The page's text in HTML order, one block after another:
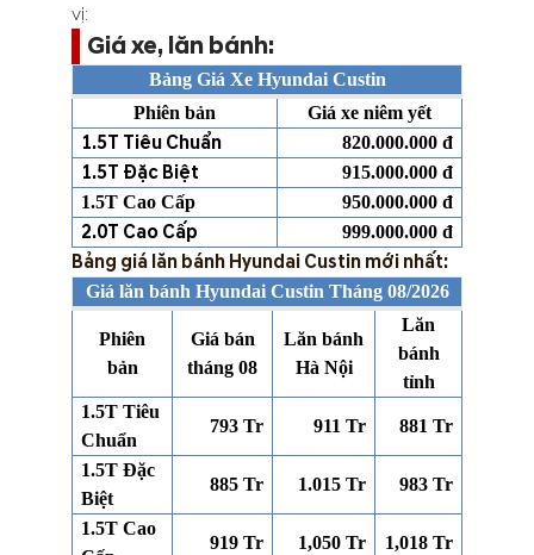
vị:
Giá xe, lăn bánh:
Bảng Giá Xe Hyundai Custin
Phiên bản
Giá xe niêm yết
1.5T Tiêu Chuẩn 820.000.000 đ
1.5T Đặc Biệt
915.000.000 đ
1.5T Cao Cấp
950.000.000 đ
2.0T Cao Cấp 999.000.000 đ
Bảng giá lăn bánh Hyundai Custin mới nhất:
Giá lăn bánh Hyundai Custin Tháng 08/2026
Phiên
bản
Giá bán
tháng 08
Lăn bánh
Hà Nội
Lăn
bánh
tỉnh
1.5T Tiêu
Chuẩn
793 Tr 911 Tr 881 Tr
1.5T Đặc
Biệt
885 Tr 1.015 Tr 983 Tr
1.5T Cao
919 Tr 1,050 Tr 1,018 Tr